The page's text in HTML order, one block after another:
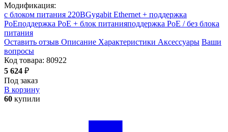
Модификация:
с блоком питания 220ВGygabit Ethernet + поддержка
PoEподдержка PoE + блок питанияподдержка PoE / без блока
питания
Оставить отзыв Описание Характеристики Аксессуары Ваши
вопросы
Код товара: 80922
5 624 ₽
Под заказ
В корзину
60 купили